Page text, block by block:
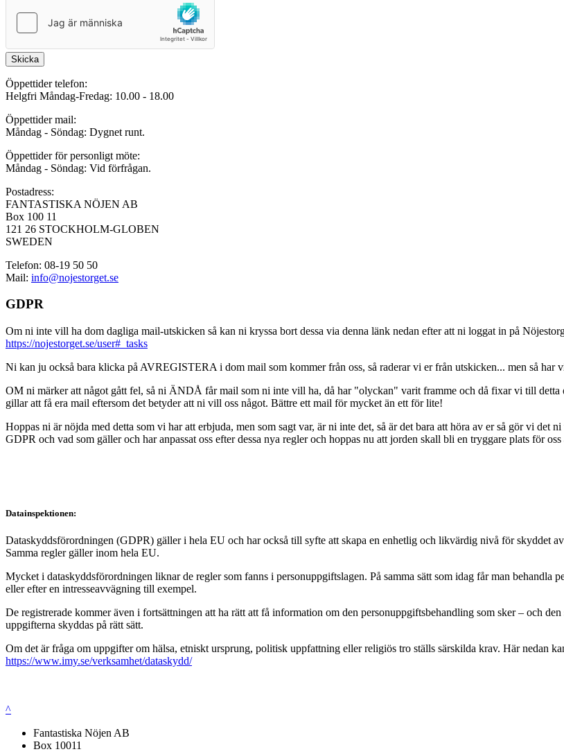
Skicka
Öppettider telefon:
Helgfri Måndag-Fredag: 10.00 - 18.00
Öppettider mail:
Måndag - Söndag: Dygnet runt.
Öppettider för personligt möte:
Måndag - Söndag: Vid förfrågan.
Postadress:
FANTASTISKA NÖJEN AB
Box 100 11
121 26 STOCKHOLM-GLOBEN
SWEDEN
Telefon: 08-19 50 50
Mail: info@nojestorget.se
GDPR
Om ni inte vill ha dom dagliga mail-utskicken så kan ni kryssa bort dessa via denna länk nedan efter att ni loggat in på
https://nojestorget.se/user#_tasks
Ni kan ju också bara klicka på AVREGISTERA i dom mail som kommer från oss, så raderar vi er från utskicken... men så har
OM ni märker att något gått fel, så ni ÄNDÅ får mail som ni inte vill ha, då har "olyckan" varit framme och då fixar vi till
gillar att få era mail eftersom det betyder att ni vill oss något. Bättre ett mail för mycket än ett för lite!
Hoppas ni är nöjda med detta som vi har att erbjuda, men som sagt var, är ni inte det, så är det bara att höra av er så gör vi
GDPR och vad som gäller och har anpassat oss efter dessa nya regler och hoppas nu att jorden skall bli en tryggare plats för
Datainspektionen:
Dataskyddsförordningen (GDPR) gäller i hela EU och har också till syfte att skapa en enhetlig och likvärdig nivå för skyddet
Samma regler gäller inom hela EU.
Mycket i dataskyddsförordningen liknar de regler som fanns i personuppgiftslagen. På samma sätt som idag får man behandla
eller efter en intresseavvägning till exempel.
De registrerade kommer även i fortsättningen att ha rätt att få information om den personuppgiftsbehandling som sker – och
uppgifterna skyddas på rätt sätt.
Om det är fråga om uppgifter om hälsa, etniskt ursprung, politisk uppfattning eller religiös tro ställs särskilda krav. Här nedan
https://www.imy.se/verksamhet/dataskydd/
^
Fantastiska Nöjen AB
Box 10011